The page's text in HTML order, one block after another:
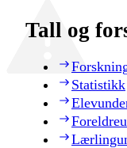
Tall og
Statistikk